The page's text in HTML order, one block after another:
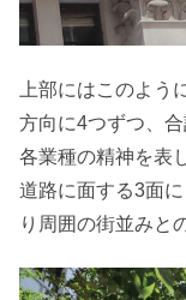
上部にはこのよ
方向に4つずつ、
各業種の精神を表
道路に面する3面
り周囲の街並みと